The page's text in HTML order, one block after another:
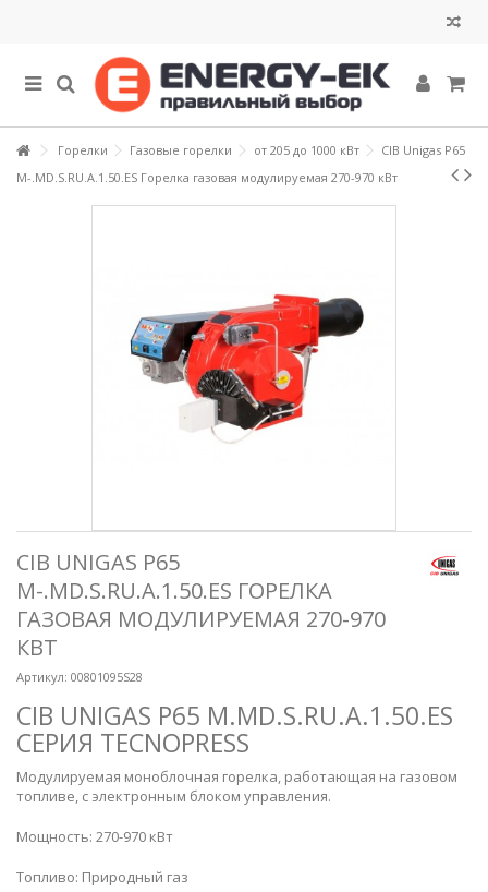
Горелки Газовые горелки от 205 до 1000 кВт
CIB Unigas P65
M-.MD.S.RU.A.1.50.ES Горелка газовая модулируемая 270-970 кВт
CIB UNIGAS P65
M-.MD.S.RU.A.1.50.ES ГОРЕЛКА
ГАЗОВАЯ МОДУЛИРУЕМАЯ 270-970
КВТ
Артикул: 00801095S28
CIB UNIGAS P65 M.MD.S.RU.A.1.50.ES
СЕРИЯ TECNOPRESS
Модулируемая моноблочная горелка, работающая на газовом
топливе, с электронным блоком управления.
Мощность: 270-970 кВт
Топливо: Природный газ